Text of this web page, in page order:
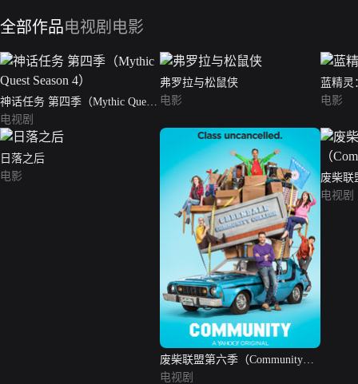
全部作品电视剧 电影
神话任务 第四季（Mythic Quest
Season 4）
电视剧
弗罗拉与松鼠侠
电影
蓝精灵
电影
日落之后
电影
废柴联盟第六季（Community
S06）
电视剧
废柴联
Season
电视剧